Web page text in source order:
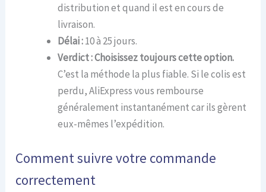
distribution et quand il est en cours de
livraison.
Délai :10 à 25 jours.
Verdict :Choisissez toujours cette option.
C’est la méthode la plus fiable. Si le colis est
perdu, AliExpress vous rembourse
généralement instantanément car ils gèrent
eux-mêmes l’expédition.
Comment suivre votre commande
correctement